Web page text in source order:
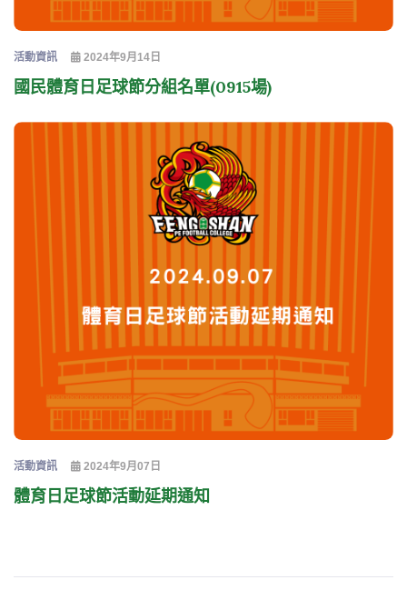
活動資訊 2024年9月14日
國民體育日足球節分組名單(0915場)
活動資訊 2024年9月07日
體育日足球節活動延期通知